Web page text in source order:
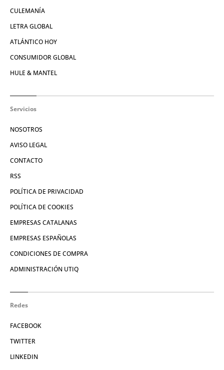
CULEMANÍA
LETRA GLOBAL
ATLÁNTICO HOY
CONSUMIDOR GLOBAL
HULE & MANTEL
Servicios
NOSOTROS
AVISO LEGAL
CONTACTO
RSS
POLÍTICA DE PRIVACIDAD
POLÍTICA DE COOKIES
EMPRESAS CATALANAS
EMPRESAS ESPAÑOLAS
CONDICIONES DE COMPRA
ADMINISTRACIÓN UTIQ
Redes
FACEBOOK
TWITTER
LINKEDIN